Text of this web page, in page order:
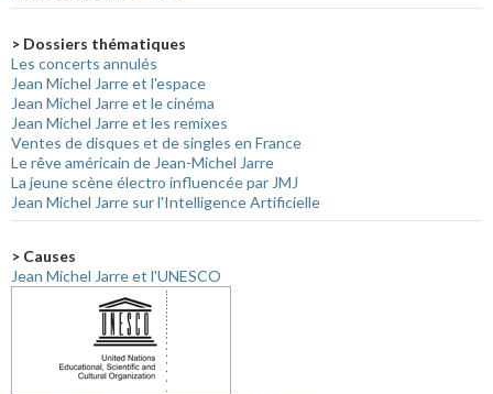
> Dossiers thématiques
Les concerts annulés
Jean Michel Jarre et l'espace
Jean Michel Jarre et le cinéma
Jean Michel Jarre et les remixes
Ventes de disques et de singles en France
Le rêve américain de Jean-Michel Jarre
La jeune scène électro influencée par JMJ
Jean Michel Jarre sur l'Intelligence Artificielle
> Causes
Jean Michel Jarre et l'UNESCO